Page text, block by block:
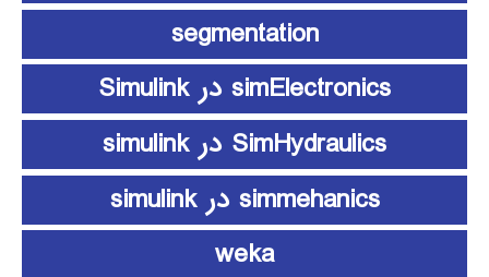
segmentation
simElectronics در Simulink
SimHydraulics در simulink
simmehanics در simulink
weka